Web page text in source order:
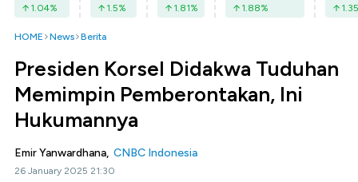
1.04% 1.5% 1.81% 1.88% 1.35
HOME News Berita
Presiden Korsel Didakwa Tuduhan
Memimpin Pemberontakan, Ini
Hukumannya
Emir Yanwardhana, CNBC Indonesia
26 January 2025 21:30